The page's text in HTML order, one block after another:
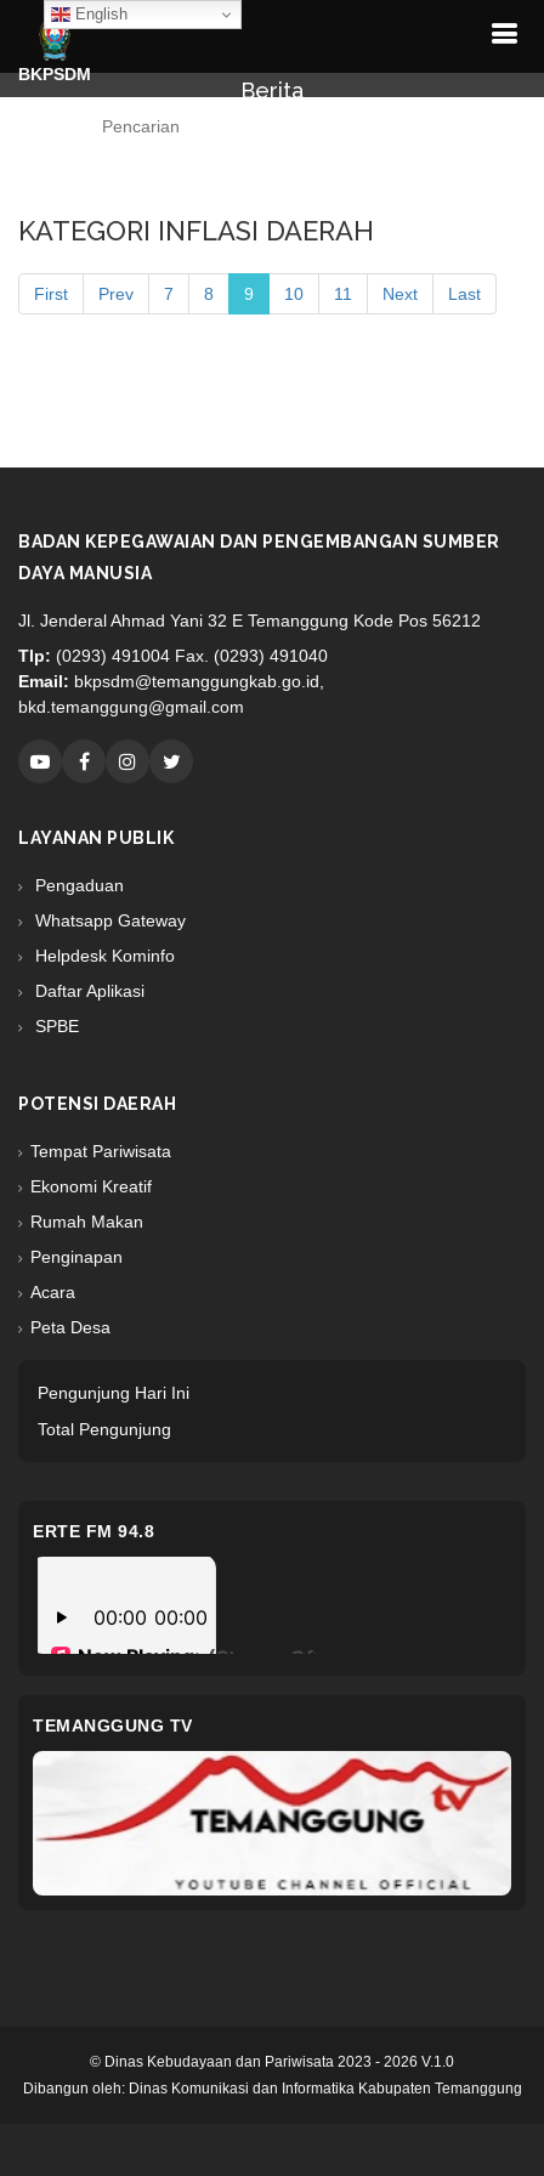
English
BKPSDM
Berita
KATEGORI INFLASI DAERAH
First Prev 7 8 9 10 11 Next Last
BADAN KEPEGAWAIAN DAN PENGEMBANGAN SUMBER
DAYA MANUSIA
Jl. Jenderal Ahmad Yani 32 E Temanggung Kode Pos 56212
Tlp: (0293) 491004 Fax. (0293) 491040
Email: bkpsdm@temanggungkab.go.id,
bkd.temanggung@gmail.com
LAYANAN PUBLIK
Pengaduan
Whatsapp Gateway
Helpdesk Kominfo
Daftar Aplikasi
SPBE
POTENSI DAERAH
Tempat Pariwisata
Ekonomi Kreatif
Rumah Makan
Penginapan
Acara
Peta Desa
Pengunjung Hari Ini
Total Pengunjung
ERTE FM 94.8
TEMANGGUNG TV
© Dinas Kebudayaan dan Pariwisata 2023 - 2026 V.1.0
Dibangun oleh: Dinas Komunikasi dan Informatika Kabupaten Temanggung